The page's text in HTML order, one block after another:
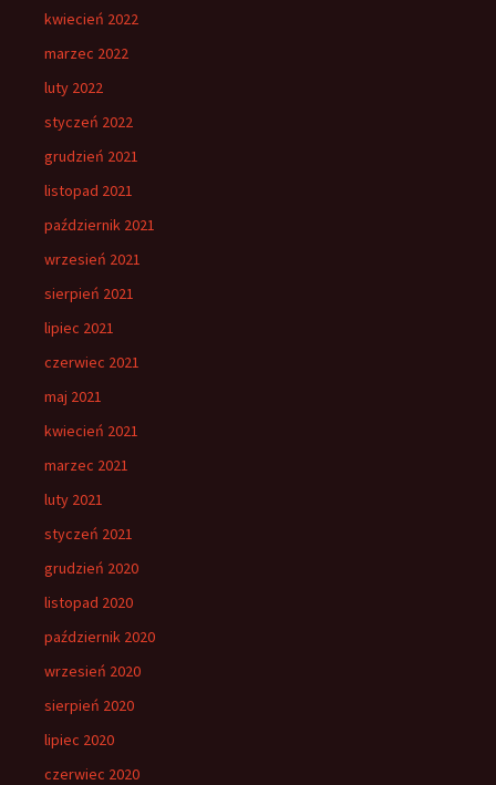
kwiecień 2022
marzec 2022
luty 2022
styczeń 2022
grudzień 2021
listopad 2021
październik 2021
wrzesień 2021
sierpień 2021
lipiec 2021
czerwiec 2021
maj 2021
kwiecień 2021
marzec 2021
luty 2021
styczeń 2021
grudzień 2020
listopad 2020
październik 2020
wrzesień 2020
sierpień 2020
lipiec 2020
czerwiec 2020